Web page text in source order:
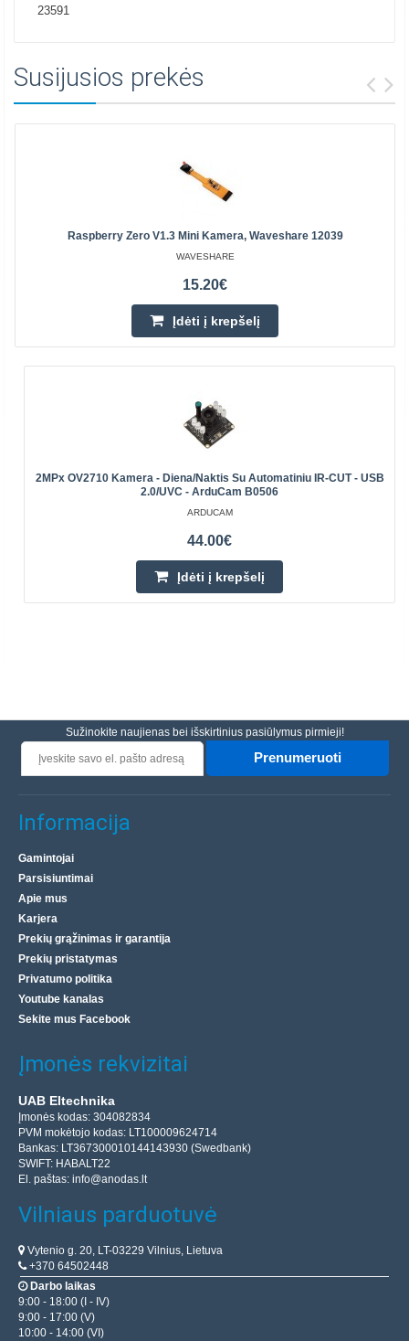
23591
Susijusios prekės
Raspberry Zero V1.3 Mini Kamera, Waveshare 12039
WAVESHARE
15.20€
Įdėti į krepšelį
2MPx OV2710 Kamera - Diena/naktis Su Automatiniu IR-CUT - USB
2.0/UVC - ArduCam B0506
ARDUCAM
44.00€
Įdėti į krepšelį
Sužinokite naujienas bei išskirtinius pasiūlymus pirmieji!
Prenumeruoti
Informacija
Gamintojai
Parsisiuntimai
Apie mus
Karjera
Prekių grąžinimas ir garantija
Prekių pristatymas
Privatumo politika
Youtube kanalas
Sekite mus Facebook
Įmonės rekvizitai
UAB Eltechnika
Įmonės kodas: 304082834
PVM mokėtojo kodas: LT100009624714
Bankas: LT367300010144143930 (Swedbank)
SWIFT: HABALT22
El. paštas: info@anodas.lt
Vilniaus parduotuvė
Vytenio g. 20, LT-03229 Vilnius, Lietuva
+370 64502448
Darbo laikas
9:00 - 18:00 (I - IV)
9:00 - 17:00 (V)
10:00 - 14:00 (VI)